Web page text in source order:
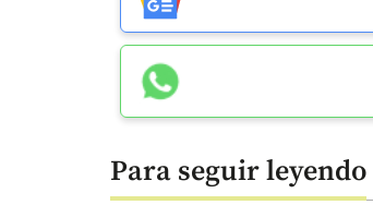
Para seguir leyendo